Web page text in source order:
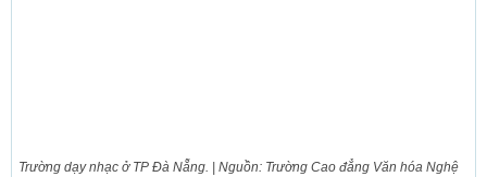
Trường dạy nhạc ở TP Đà Nẵng. | Nguồn: Trường Cao đẳng Văn hóa Nghệ